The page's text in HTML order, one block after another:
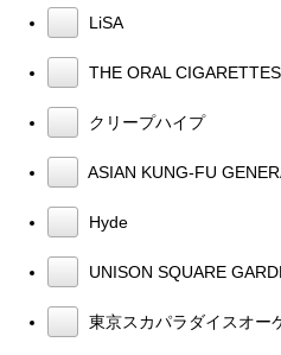
LiSA
THE ORAL CIGARETTES
クリープハイプ
ASIAN KUNG-FU
Hyde
UNISON SQUARE
東京スカパラダイスオー